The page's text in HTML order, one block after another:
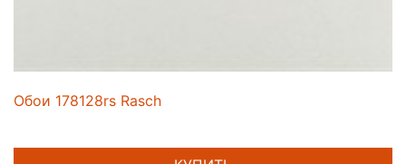
Обои 178128rs Rasch